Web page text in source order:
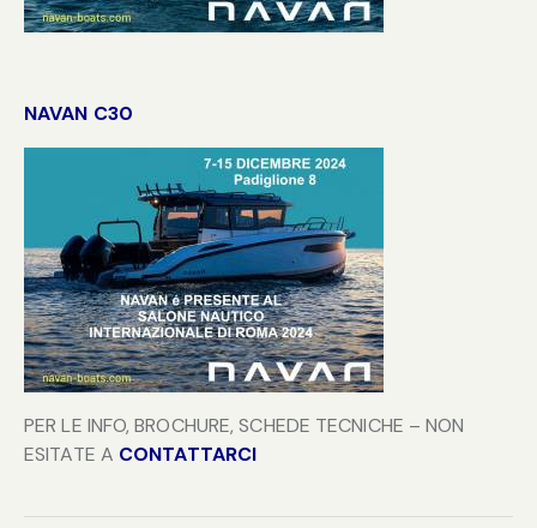
NAVAN C30
PER LE INFO, BROCHURE, SCHEDE TECNICHE – NON
ESITATE A CONTATTARCI